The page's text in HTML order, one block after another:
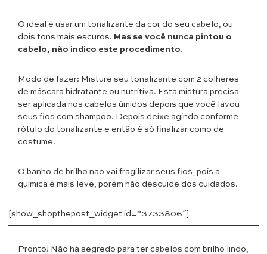
O ideal é usar um tonalizante da cor do seu cabelo, ou
dois tons mais escuros. Mas se você nunca pintou o
cabelo, não indico este procedimento.
Modo de fazer: Misture seu tonalizante com 2 colheres
de máscara hidratante ou nutritiva. Esta mistura precisa
ser aplicada nos cabelos úmidos depois que você lavou
seus fios com shampoo. Depois deixe agindo conforme
rótulo do tonalizante e então é só finalizar como de
costume.
O banho de brilho não vai fragilizar seus fios, pois a
química é mais leve, porém não descuide dos cuidados.
[show_shopthepost_widget id=”3733806″]
Pronto! Não há segredo para ter cabelos com brilho lindo,